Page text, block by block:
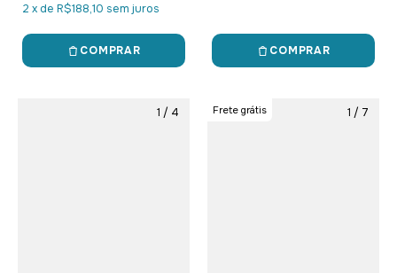
2 xde R$188,10 sem juros
COMPRAR COMPRAR
1 / 4 1 / 7
Frete grátis